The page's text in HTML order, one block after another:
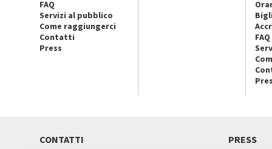
FAQ
Servizi al pubblico
Come raggiungerci
Contatti
Press
FAQ
CONTATTI PRESS